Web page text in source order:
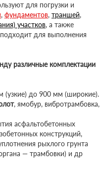
для погрузки и
, фундаментов, траншей,
участков, а также
подходит для выполнения
различные комплектации
до 900 мм (широкие).
, ямобур, вибротрамбовка,
асфальтобетонных
конструкций,
рыхлого грунта
— трамбовки) и др